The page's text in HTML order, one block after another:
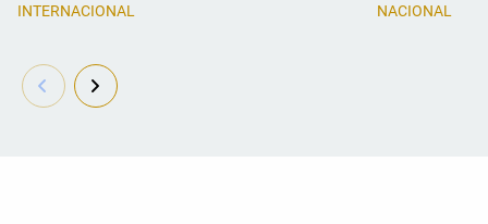
INTERNACIONAL NACIONAL